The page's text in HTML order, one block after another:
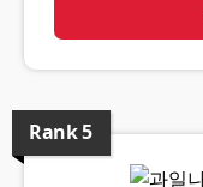
Rank5